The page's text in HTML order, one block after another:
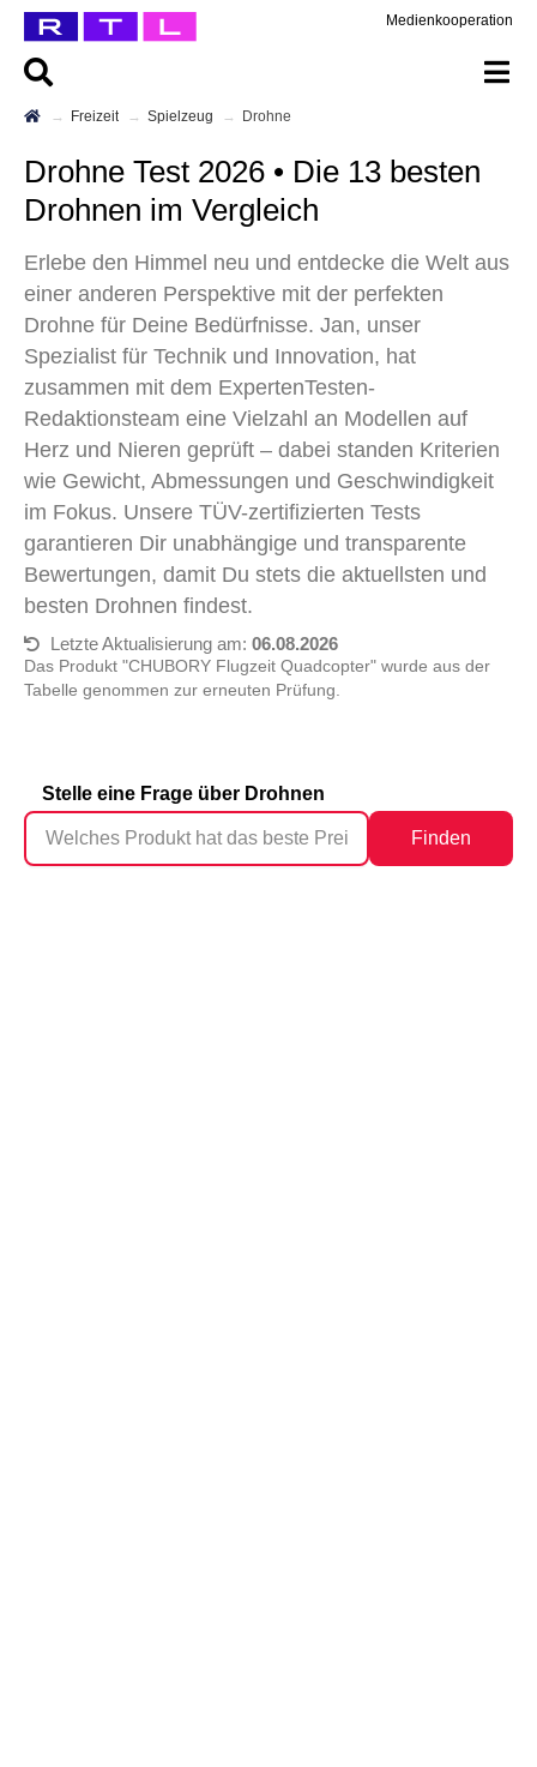
Medienkooperation
Freizeit Spielzeug Drohne
Drohne Test 2026 • Die 13 besten
Drohnen im Vergleich
Erlebe den Himmel neu und entdecke die Welt aus
einer anderen Perspektive mit der perfekten
Drohne für Deine Bedürfnisse. Jan, unser
Spezialist für Technik und Innovation, hat
zusammen mit dem ExpertenTesten-
Redaktionsteam eine Vielzahl an Modellen auf
Herz und Nieren geprüft – dabei standen Kriterien
wie Gewicht, Abmessungen und Geschwindigkeit
im Fokus. Unsere TÜV-zertifizierten Tests
garantieren Dir unabhängige und transparente
Bewertungen, damit Du stets die aktuellsten und
besten Drohnen findest.
Letzte Aktualisierung am: 06.08.2026
Das Produkt "CHUBORY Flugzeit Quadcopter" wurde aus der
Tabelle genommen zur erneuten Prüfung.
Stelle eine Frage über Drohnen
Finden